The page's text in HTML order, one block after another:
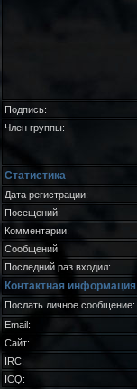
Подпись:
Член группы:
Статистика
Дата регистрации:
Посещений:
Комментарии:
Сообщений
Последний раз входил:
Контактная информация
Послать личное сообщение:
Email:
Сайт:
IRC:
ICQ: